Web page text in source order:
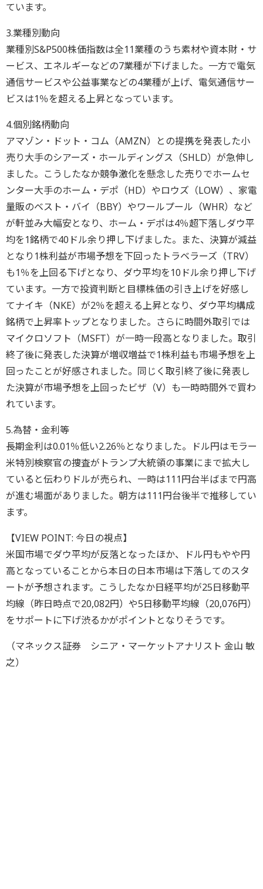
ています。
3.業種別動向
業種別S&P500株価指数は全11業種のうち素材や資本財・サ
ービス、エネルギーなどの7業種が下げました。一方で電気
通信サービスや公益事業などの4業種が上げ、電気通信サー
ビスは1％を超える上昇となっています。
4.個別銘柄動向
アマゾン・ドット・コム（AMZN）との提携を発表した小
売り大手のシアーズ・ホールディングス（SHLD）が急伸し
ました。こうしたなか競争激化を懸念した売りでホームセ
ンター大手のホーム・デポ（HD）やロウズ（LOW）、家電
量販のベスト・バイ（BBY）やワールプール（WHR）など
が軒並み大幅安となり、ホーム・デポは4％超下落しダウ平
均を1銘柄で40ドル余り押し下げました。また、決算が減益
となり1株利益が市場予想を下回ったトラベラーズ（TRV）
も1％を上回る下げとなり、ダウ平均を10ドル余り押し下げ
ています。一方で投資判断と目標株価の引き上げを好感し
てナイキ（NKE）が2％を超える上昇となり、ダウ平均構成
銘柄で上昇率トップとなりました。さらに時間外取引では
マイクロソフト（MSFT）が一時一段高となりました。取引
終了後に発表した決算が増収増益で1株利益も市場予想を上
回ったことが好感されました。同じく取引終了後に発表し
た決算が市場予想を上回ったビザ（V）も一時時間外で買わ
れています。
5.為替・金利等
長期金利は0.01％低い2.26％となりました。ドル円はモラー
米特別検察官の捜査がトランプ大統領の事業にまで拡大し
ていると伝わりドルが売られ、一時は111円台半ばまで円高
が進む場面がありました。朝方は111円台後半で推移してい
ます。
【VIEW POINT: 今日の視点】
米国市場でダウ平均が反落となったほか、ドル円もやや円
高となっていることから本日の日本市場は下落してのスタ
ートが予想されます。こうしたなか日経平均が25日移動平
均線（昨日時点で20,082円）や5日移動平均線（20,076円）
をサポートに下げ渋るかがポイントとなりそうです。
（マネックス証券 シニア・マーケットアナリスト 金山 敏
之）